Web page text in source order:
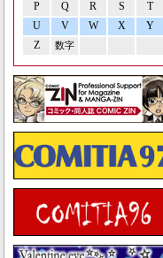
P Q R S
T
U
V W X
Y
Z
数字